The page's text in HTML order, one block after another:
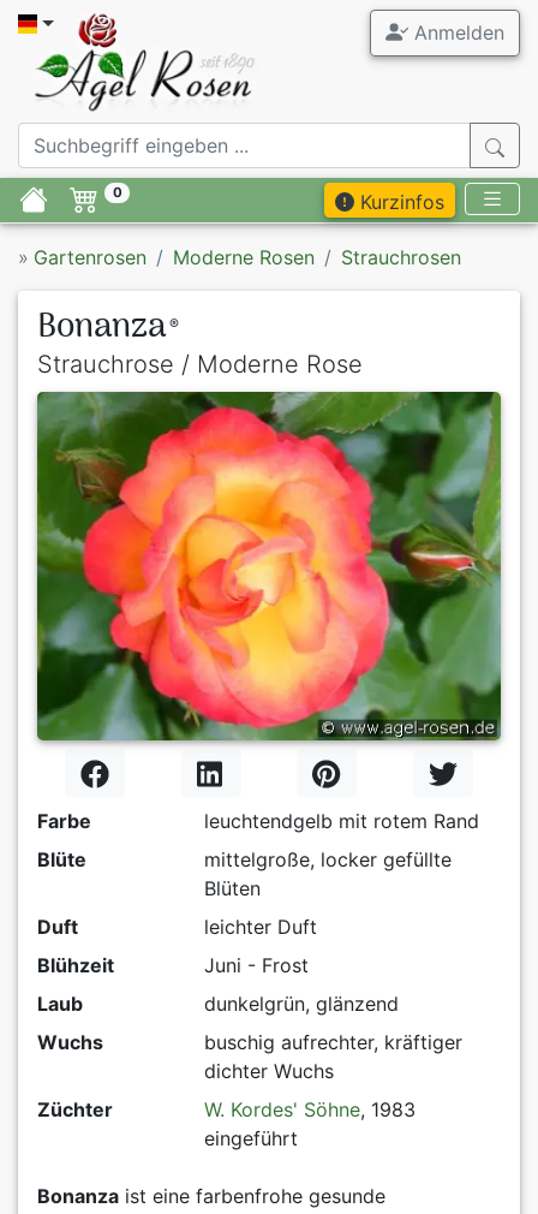
Anmelden
0 Kurzinfos
» Gartenrosen Moderne Rosen Strauchrosen
Bonanza ®
Strauchrose / Moderne Rose
Farbe
leuchtendgelb mit rotem Rand
Blüte
mittelgroße, locker gefüllte
Blüten
Duft
leichter Duft
Blühzeit
Juni - Frost
Laub
dunkelgrün, glänzend
Wuchs
buschig aufrechter, kräftiger
dichter Wuchs
Züchter
W. Kordes' Söhne, 1983
eingeführt
Bonanza ist eine farbenfrohe gesunde